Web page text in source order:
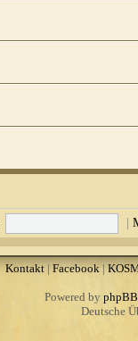
|
Kontakt| Facebook|
Powered by phpBB
Deutsche